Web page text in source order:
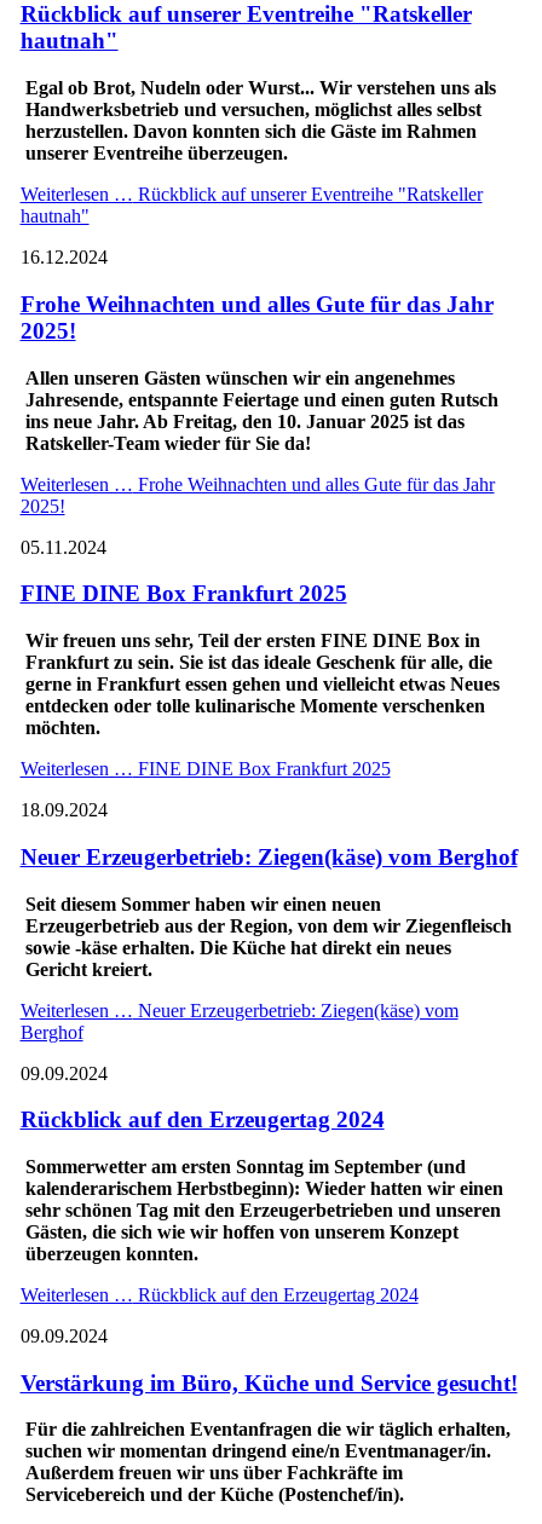
Rückblick auf unserer Eventreihe "Ratskeller
hautnah"
Egal ob Brot, Nudeln oder Wurst... Wir verstehen uns als
Handwerksbetrieb und versuchen, möglichst alles selbst
herzustellen. Davon konnten sich die Gäste im Rahmen
unserer Eventreihe überzeugen.
Weiterlesen … Rückblick auf unserer Eventreihe "Ratskeller
hautnah"
16.12.2024
Frohe Weihnachten und alles Gute für das Jahr
2025!
Allen unseren Gästen wünschen wir ein angenehmes
Jahresende, entspannte Feiertage und einen guten Rutsch
ins neue Jahr. Ab Freitag, den 10. Januar 2025 ist das
Ratskeller-Team wieder für Sie da!
Weiterlesen … Frohe Weihnachten und alles Gute für das Jahr
2025!
05.11.2024
FINE DINE Box Frankfurt 2025
Wir freuen uns sehr, Teil der ersten FINE DINE Box in
Frankfurt zu sein. Sie ist das ideale Geschenk für alle, die
gerne in Frankfurt essen gehen und vielleicht etwas Neues
entdecken oder tolle kulinarische Momente verschenken
möchten.
Weiterlesen … FINE DINE Box Frankfurt 2025
18.09.2024
Neuer Erzeugerbetrieb: Ziegen(käse) vom Berghof
Seit diesem Sommer haben wir einen neuen
Erzeugerbetrieb aus der Region, von dem wir Ziegenfleisch
sowie -käse erhalten. Die Küche hat direkt ein neues
Gericht kreiert.
Weiterlesen … Neuer Erzeugerbetrieb: Ziegen(käse) vom
Berghof
09.09.2024
Rückblick auf den Erzeugertag 2024
Sommerwetter am ersten Sonntag im September (und
kalenderarischem Herbstbeginn): Wieder hatten wir einen
sehr schönen Tag mit den Erzeugerbetrieben und unseren
Gästen, die sich wie wir hoffen von unserem Konzept
überzeugen konnten.
Weiterlesen … Rückblick auf den Erzeugertag 2024
09.09.2024
Verstärkung im Büro, Küche und Service gesucht!
Für die zahlreichen Eventanfragen die wir täglich erhalten,
suchen wir momentan dringend eine/n Eventmanager/in.
Außerdem freuen wir uns über Fachkräfte im
Servicebereich und der Küche (Postenchef/in).